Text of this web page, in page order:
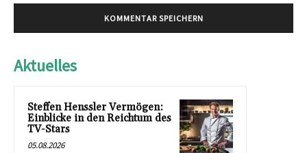
Aktuelles
Steffen Henssler Vermögen:
Einblicke in den Reichtum des
TV-Stars
05.08.2026